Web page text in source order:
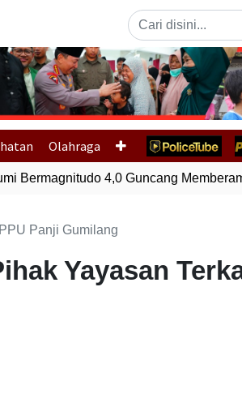
Olahraga
Bermagnitudo 4,0 Guncang
Panji Gumilang
Yayasan